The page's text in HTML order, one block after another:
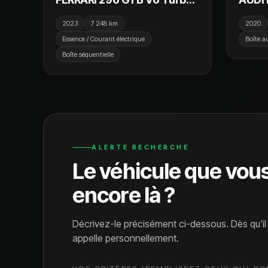
1ERE MAIN TVA Récuperable
2023
7 248 km
Essence / Courant électrique
Boîte séquentielle
2020
Boîte
ALERTE RECHERCHE
Le véhicule que
encore là ?
Décrivez-le précisément ci-dessous. Dès
appelle personnellement.